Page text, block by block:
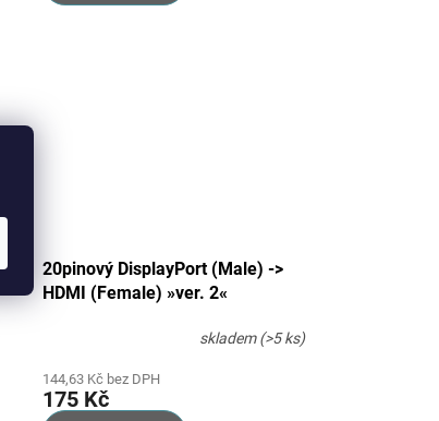
20pinový DisplayPort (Male) ->
HDMI (Female) »ver. 2«
skladem(>5 ks)
144,63 Kč bez DPH
175 Kč